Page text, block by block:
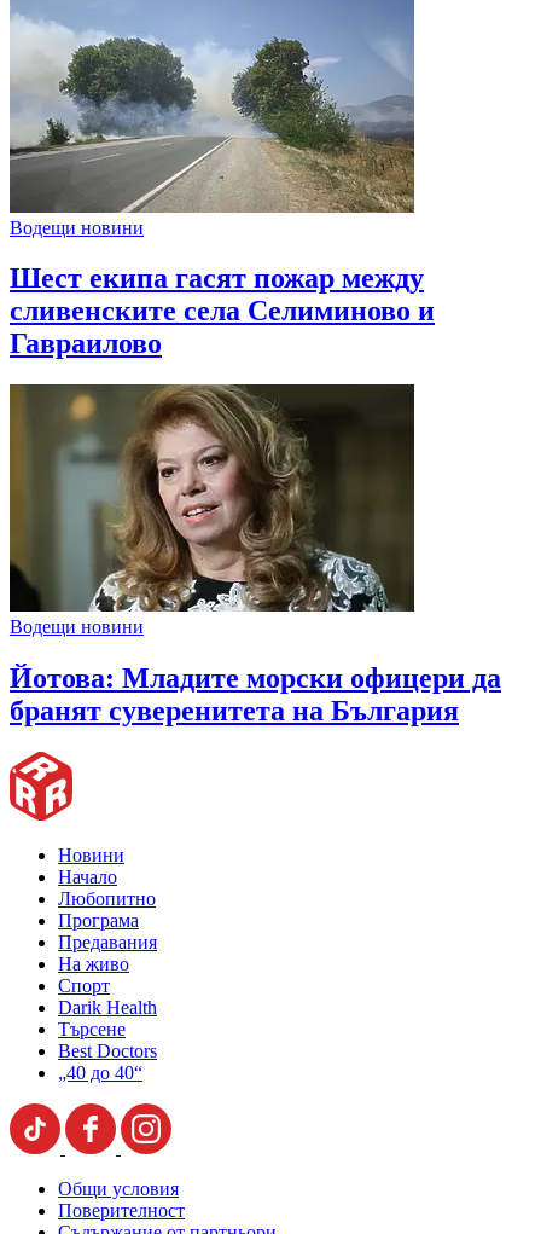
Водещи новини
Шест екипа гасят пожар между
сливенските села Селиминово и
Гавраилово
Водещи новини
Йотова: Младите морски офицери да
бранят суверенитета на България
Новини
Начало
Любопитно
Програма
Предавания
На живо
Спорт
Darik Health
Търсене
Best Doctors
„40 до 40“
Общи условия
Поверителност